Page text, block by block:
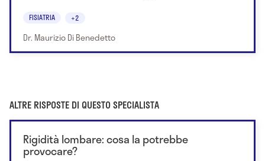
FISIATRIA +2
Dr. Maurizio Di Benedetto
ALTRE RISPOSTE DI QUESTO SPECIALISTA
Rigidità lombare: cosa la potrebbe
provocare?